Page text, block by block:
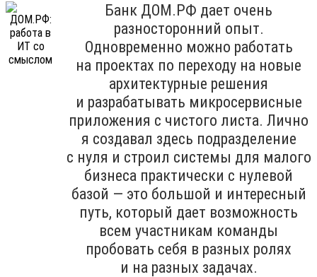
Банк ДОМ.РФ дает очень
разносторонний опыт.
Одновременно можно работать
на проектах по переходу на новые
архитектурные решения
и разрабатывать микросервисные
приложения с чистого листа. Лично
я создавал здесь подразделение
с нуля и строил системы для малого
бизнеса практически с нулевой
базой — это большой и интересный
путь, который дает возможность
всем участникам команды
пробовать себя в разных ролях
и на разных задачах.